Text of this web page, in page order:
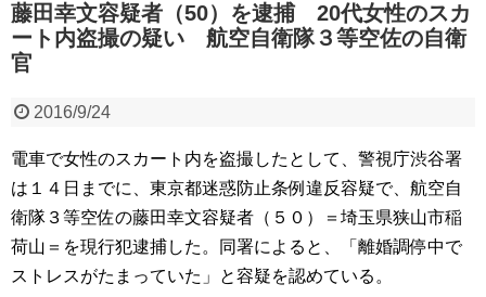
藤田幸文容疑者（50）を逮捕 20代女性のスカ
ート内盗撮の疑い 航空自衛隊３等空佐の自衛
官
2016/9/24
電車で女性のスカート内を盗撮したとして、警視庁渋谷署
は１４日までに、東京都迷惑防止条例違反容疑で、航空自
衛隊３等空佐の藤田幸文容疑者（５０）＝埼玉県狭山市稲
荷山＝を現行犯逮捕した。同署によると、「離婚調停中で
ストレスがたまっていた」と容疑を認めている。